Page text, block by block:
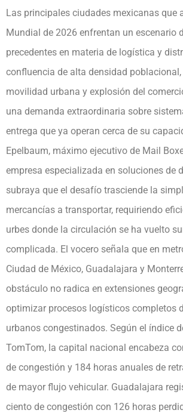
Las principales ciudades mexicanas que
Mundial de 2026 enfrentan un escenario
precedentes en materia de logística y
confluencia de alta densidad
movilidad urbana y explosión del
una demanda extraordinaria sobre
entrega que ya operan cerca de su
Epelbaum, máximo ejecutivo de Mail
empresa especializada en soluciones de
subraya que el desafío trasciende la
mercancías a transportar, requiriendo
urbes donde la circulación se ha vuelto
complicada. El vocero señala que en
Ciudad de México, Guadalajara y
obstáculo no radica en extensiones
optimizar procesos logísticos completos
urbanos congestinados. Según el índice
TomTom, la capital nacional encabeza
de congestión y 184 horas anuales de
de mayor flujo vehicular. Guadalajara
ciento de congestión con 126 horas